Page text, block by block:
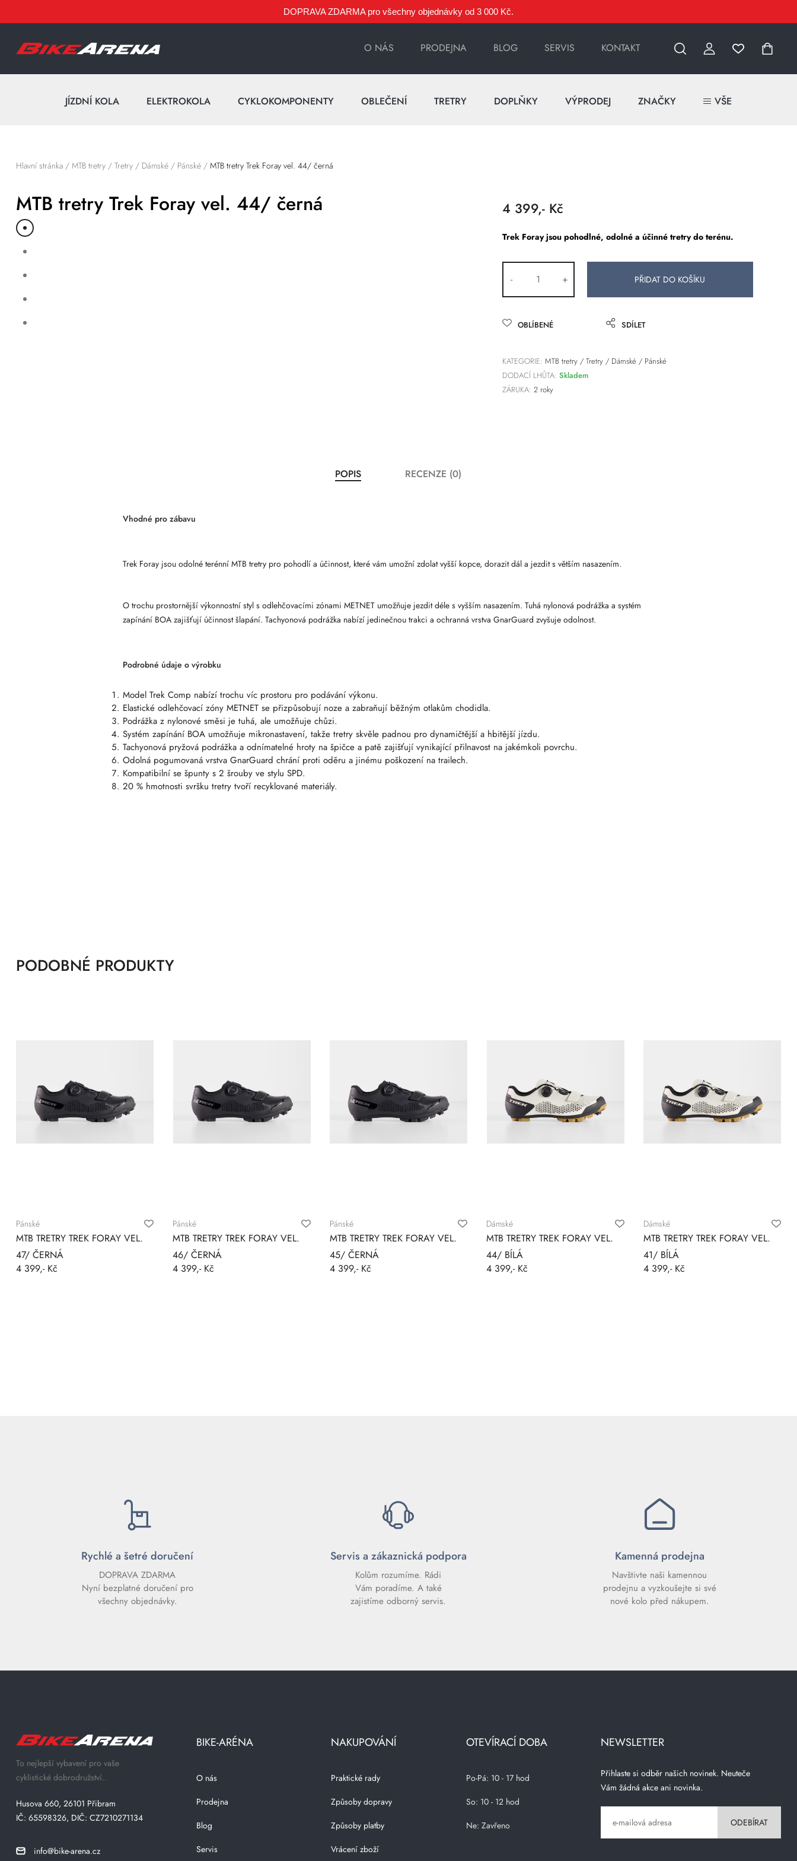
DOPRAVA ZDARMA pro všechny objednávky od 3 000 Kč.
O NÁS PRODEJNA BLOG SERVIS KONTAKT
JÍZDNÍ KOLA ELEKTROKOLA CYKLOKOMPONENTY OBLEČENÍ TRETRY DOPLŇKY VÝPRODEJ ZNAČKY VŠE
Hlavní stránka/ MTB tretry/ Tretry/ Dámské/ Pánské/ MTB tretry Trek Foray vel. 44/ černá
MTB tretry Trek Foray vel. 44/ černá 4 399,- Kč
Trek Foray jsou pohodlné, odolné a účinné tretry do terénu.
- +
OBLÍBENÉ SDÍLET
KATEGORIE: MTB tretry/ Tretry/ Dámské / Pánské
DODACÍ LHŮTA: Skladem
ZÁRUKA: 2 roky
POPIS RECENZE (0)
Vhodné pro zábavu
Trek Foray jsou odolné terénní MTB tretry pro pohodlí a účinnost, které vám umožní zdolat vyšší kopce, dorazit dál a jezdit s větším nasazením.
O trochu prostornější výkonnostní styl s odlehčovacími zónami METNET umožňuje jezdit déle s vyšším nasazením. Tuhá nylonová podrážka a systém
zapínání BOA zajišťují účinnost šlapání. Tachyonová podrážka nabízí jedinečnou trakci a ochranná vrstva GnarGuard zvyšuje odolnost.
Podrobné údaje o výrobku
Model Trek Comp nabízí trochu víc prostoru pro podávání výkonu.
Elastické odlehčovací zóny METNET se přizpůsobují noze a zabraňují běžným otlakům chodidla.
Podrážka z nylonové směsi je tuhá, ale umožňuje chůzi.
Systém zapínání BOA umožňuje mikronastavení, takže tretry skvěle padnou pro dynamičtější a hbitější jízdu.
Tachyonová pryžová podrážka a odnímatelné hroty na špičce a patě zajišťují vynikající přilnavost na jakémkoli povrchu.
Odolná pogumovaná vrstva GnarGuard chrání proti oděru a jinému poškození na trailech.
Kompatibilní se špunty s 2 šrouby ve stylu SPD.
20 % hmotnosti svršku tretry tvoří recyklované materiály.
PODOBNÉ PRODUKTY
Pánské
MTB TRETRY TREK FORAY VEL.
47/ ČERNÁ
4 399,- Kč
Pánské
MTB TRETRY TREK FORAY VEL.
46/ ČERNÁ
4 399,- Kč
Pánské
MTB TRETRY TREK FORAY VEL.
45/ ČERNÁ
4 399,- Kč
Dámské
MTB TRETRY TREK FORAY VEL.
44/ BÍLÁ
4 399,- Kč
Dámské
MTB TRETRY TREK FORAY VEL.
41/ BÍLÁ
4 399,- Kč
Rychlé a šetré doručení
DOPRAVA ZDARMA
Nyní bezplatné doručení pro
všechny objednávky.
Servis a zákaznická podpora
Kolům rozumíme. Rádi
Vám poradíme. A také
zajistíme odborný servis.
Kamenná prodejna
Navštivte naši kamennou
prodejnu a vyzkoušejte si své
nové kolo před nákupem.
To nejlepší vybavení pro vaše
cyklistické dobrodružství..
Husova 660, 26101 Přibram
IČ: 65598326, DIČ: CZ7210271134
info@bike-arena.cz
BIKE-ARÉNA
O nás
Prodejna
Blog
Servis
NAKUPOVÁNÍ
Praktické rady
Způsoby dopravy
Způsoby platby
Vrácení zboží
OTEVÍRACÍ DOBA
Po-Pá: 10 - 17 hod
So: 10 - 12 hod
Ne: Zavřeno
NEWSLETTER
Přihlaste si odběr našich novinek. Neuteče
Vám žádná akce ani novinka.